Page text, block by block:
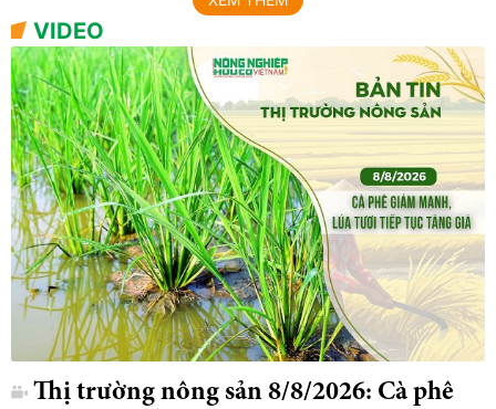
VIDEO
Thị trường nông sản 8/8/2026: Cà phê